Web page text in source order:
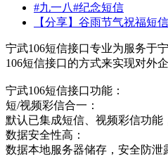
#九一八#纪念短信
【分享】谷雨节气祝福短信
宁武106短信接口专业为服务于
106短信接口的方式来实现对外
宁武106短信接口功能：
短/视频彩信合一：
默认已集成短信、视频彩信功能
数据安全性高：
数据本地服务器储存，安全防泄